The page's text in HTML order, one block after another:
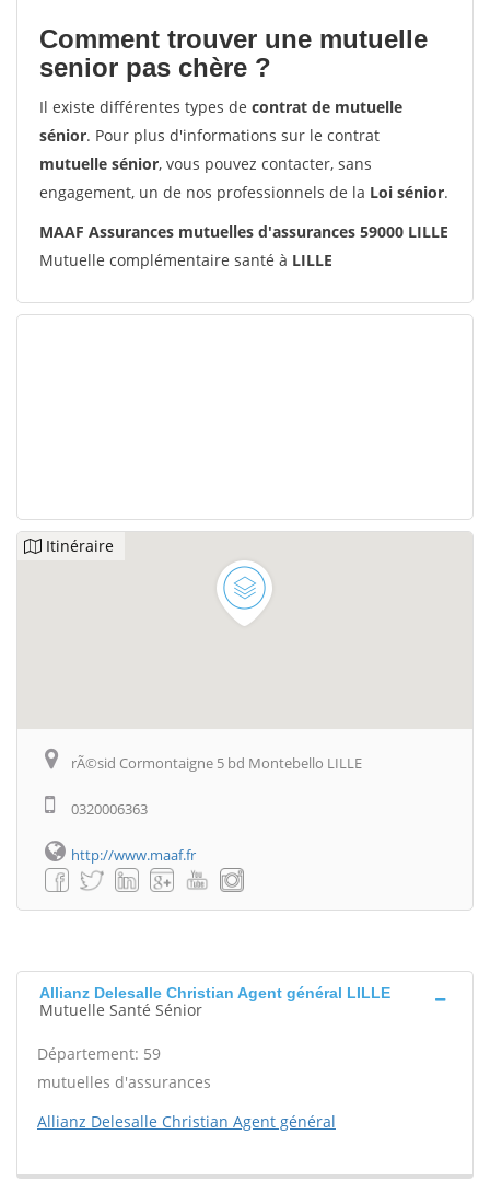
Comment trouver une mutuelle
senior pas chère ?
Il existe différentes types de contrat de mutuelle
sénior. Pour plus d'informations sur le contrat
mutuelle sénior, vous pouvez contacter, sans
engagement, un de nos professionnels de la Loi sénior.
MAAF Assurances mutuelles d'assurances 59000 LILLE
Mutuelle complémentaire santé à LILLE
Itinéraire
rÃ©sid Cormontaigne 5 bd Montebello LILLE
0320006363
http://www.maaf.fr
Allianz Delesalle Christian Agent général LILLE
Mutuelle Santé Sénior
Département: 59
mutuelles d'assurances
Allianz Delesalle Christian Agent général